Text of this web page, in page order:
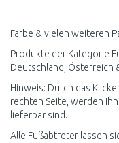
Farbe & vielen weiteren
Produkte der Kategorie
Deutschland, Österreich
Hinweis: Durch das
rechten Seite, werden
lieferbar sind.
Alle Fußabtreter lassen